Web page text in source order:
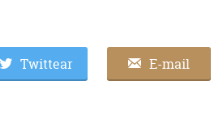
Twittear E-mail